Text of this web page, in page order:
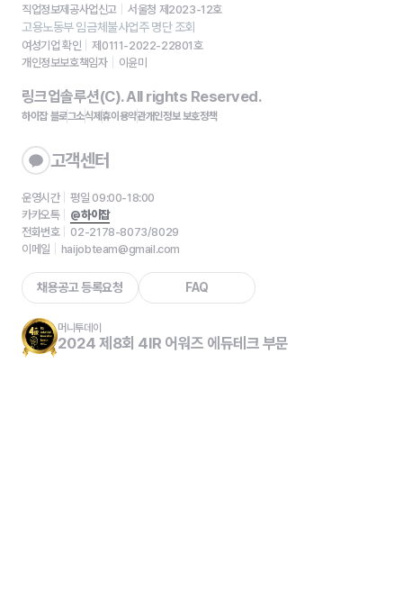
직업정보제공사업신고
서울청 제2023-12호
고용노동부 임금체불사업주 명단 조회
여성기업 확인
제0111-2022-22801호
개인정보보호책임자
이윤미
링크업솔루션(C). All rights Reserved.
하이잡 블로그소식제휴이용약관개인정보 보호정책
고객센터
운영시간
평일 09:00-18:00
카카오톡
@하이잡
전화번호
02-2178-8073/8029
이메일
haijobteam@gmail.com
채용공고 등록요청 FAQ
머니투데이
2024 제8회 4IR 어워즈 에듀테크 부문